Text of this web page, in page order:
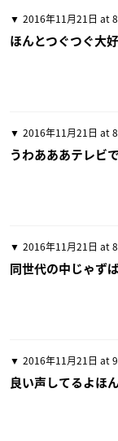
2016年11月21日 at
ほんとつぐつぐ
2016年11月21日 at
うわあああテレビ
2016年11月21日 at
同世代の中じゃず
2016年11月21日 at
良い声してるよほ